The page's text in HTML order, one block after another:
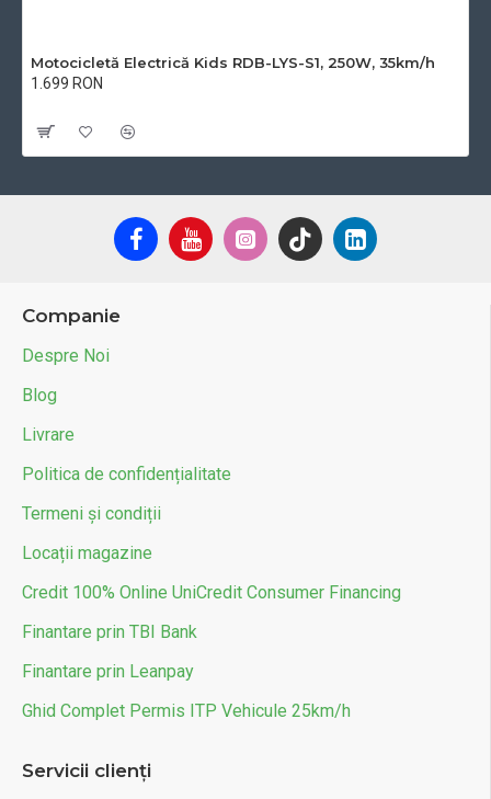
Motocicletă Electrică Kids RDB-LYS-S1, 250W, 35km/h
1.699 RON
Companie
Despre Noi
Blog
Livrare
Politica de confidențialitate
Termeni și condiții
Locații magazine
Credit 100% Online UniCredit Consumer Financing
Finantare prin TBI Bank
Finantare prin Leanpay
Ghid Complet Permis ITP Vehicule 25km/h
Servicii clienți